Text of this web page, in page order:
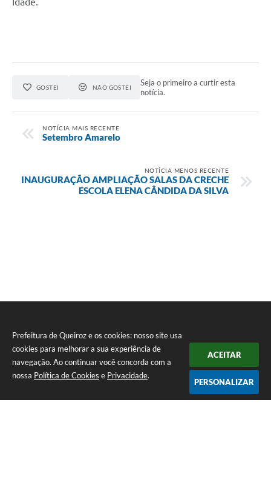
Prefeitura de Queiroz e os cookies: nosso site usa
cookies para melhorar a sua experiência de
navegação. Ao continuar você concorda com a
nossa Política de Cookies e Privacidade.
ACEITAR
PERSONALIZAR
GOSTEI NÃO GOSTEI
Seja o primeiro a curtir esta
notícia.
NOTÍCIA MAIS RECENTE
Setembro Amarelo
NOTÍCIA MENOS RECENTE
INAUGURAÇÃO AMPLIAÇÃO SALAS DA CRECHE
ESCOLA ELENA CÂNDIDA DA SILVA